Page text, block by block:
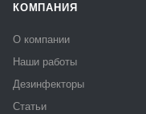
КОМПАНИЯ
О компании
Наши работы
Дезинфекторы
Статьи